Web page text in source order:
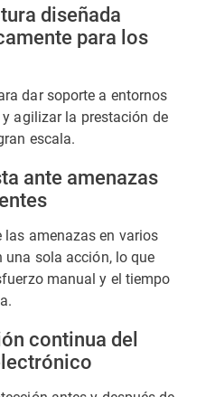
diseñada
para los
dar soporte a entornos
agilizar la prestación de
escala.
ante amenazas
las amenazas en varios
una sola acción, lo que
manual y el tiempo
continua del